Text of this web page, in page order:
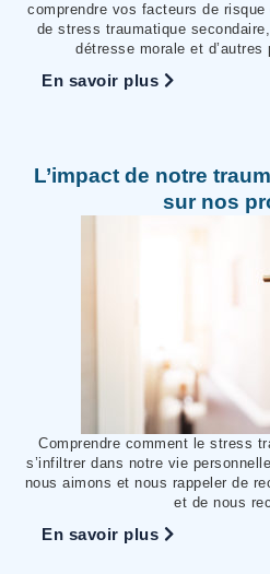
comprendre vos facteurs de risque
de stress traumatique
détresse morale et d’autres
En savoir plus
L’impact de notre
sur nos
Comprendre comment le stress
s’infiltrer dans notre vie
nous aimons et nous rappeler de
et de nous
En savoir plus